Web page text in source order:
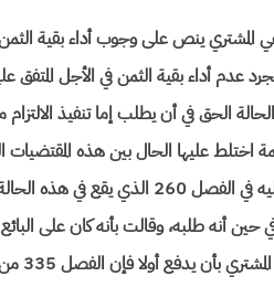
حالة مطل بمجرد عدم أداء بقية الثمن في الأجل
في هذه الحالة الحق في أن يطلب إما تنفيذ
اختلط عليها الحال بين هذه المقتضيات
للمطل ولو لم يكن هناك شرط فاسخ وبين الفسخ الشرطي
أنه طلبه، وقالت بأنه كان على البائع أن
يفعل فان